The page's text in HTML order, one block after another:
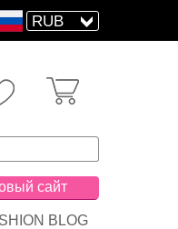
BLOG
сайт